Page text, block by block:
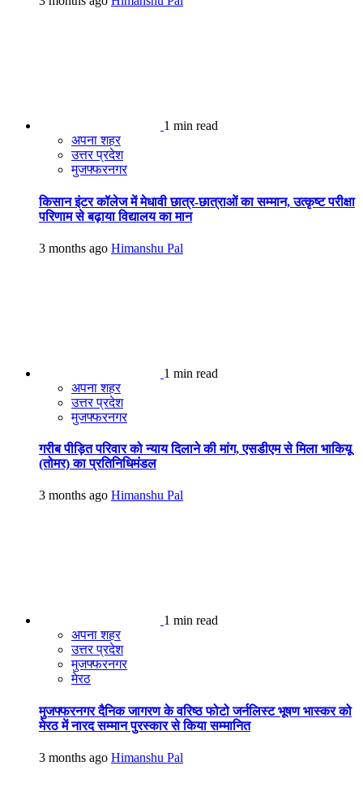
1 min read
अपना शहर
उत्तर प्रदेश
मुजफ्फरनगर
किसान इंटर कॉलेज में मेधावी छात्र-छात्राओं का सम्मान, उत्कृष्ट परीक्षा
परिणाम से बढ़ाया विद्यालय का मान
3 months ago Himanshu Pal
1 min read
अपना शहर
उत्तर प्रदेश
मुजफ्फरनगर
गरीब पीड़ित परिवार को न्याय दिलाने की मांग, एसडीएम से मिला भाकियू
(तोमर) का प्रतिनिधिमंडल
3 months ago Himanshu Pal
1 min read
अपना शहर
उत्तर प्रदेश
मुजफ्फरनगर
मेरठ
मुजफ्फरनगर दैनिक जागरण के वरिष्ठ फोटो जर्नलिस्ट भूषण भास्कर को
मेरठ में नारद सम्मान पुरस्कार से किया सम्मानित
3 months ago Himanshu Pal